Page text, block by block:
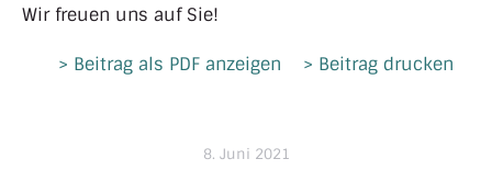
Wir freuen uns auf Sie!
> Beitrag als PDF anzeigen > Beitrag drucken
8. Juni 2021